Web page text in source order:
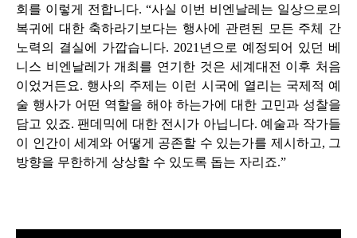
회를 이렇게 전합니다. “사실 이번 비엔날레는 일상으로의
복귀에 대한 축하라기보다는 행사에 관련된 모든 주체 간
노력의 결실에 가깝습니다. 2021 년으로 예정되어 있던 베
니스 비엔날레가 개최를 연기한 것은 세계대전 이후 처음
이었거든요. 행사의 주제는 이런 시국에 열리는 국제적 예
술 행사가 어떤 역할을 해야 하는가에 대한 고민과 성찰을
담고 있죠. 팬데믹에 대한 전시가 아닙니다. 예술과 작가들
이 인간이 세계와 어떻게 공존할 수 있는가를 제시하고, 그
방향을 무한하게 상상할 수 있도록 돕는 자리죠.”